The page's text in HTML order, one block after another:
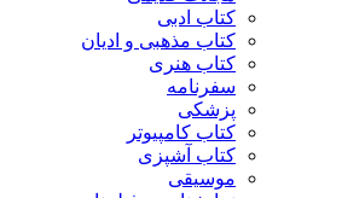
کتاب ادبی
کتاب مذهبی و ادیان
کتاب هنری
سفرنامه
پزشکی
کتاب کامپیوتر
کتاب آشپزی
موسیقی